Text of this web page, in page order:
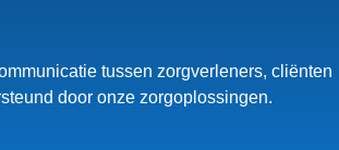
tussen zorgverleners, cliënten
door onze zorgoplossingen.